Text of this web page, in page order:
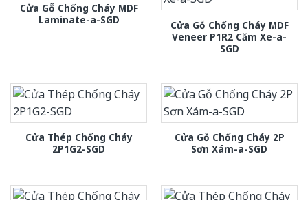
Cửa Gỗ Chống Cháy MDF
Laminate-a-SGD
Cửa Gỗ Chống Cháy MDF
Veneer P1R2 Căm Xe-a-
SGD
Cửa Thép Chống Cháy
2P1G2-SGD
Cửa Gỗ Chống Cháy 2P
Sơn Xám-a-SGD